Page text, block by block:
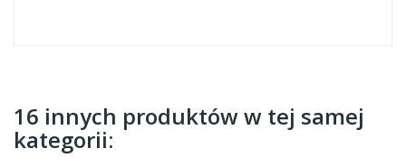
16 innych produktów w tej samej
kategorii: